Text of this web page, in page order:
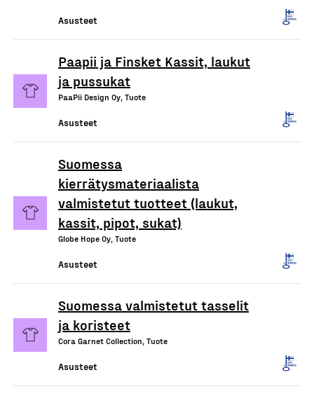
Asusteet
Paapii ja Finsket Kassit, laukut
ja pussukat
PaaPii Design Oy, Tuote
Asusteet
Suomessa
kierrätysmateriaalista
valmistetut tuotteet (laukut,
kassit, pipot, sukat)
Globe Hope Oy, Tuote
Asusteet
Suomessa valmistetut tasselit
ja koristeet
Cora Garnet Collection, Tuote
Asusteet